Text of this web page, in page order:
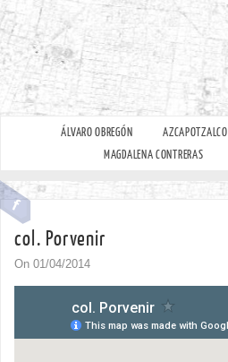
ÁLVARO OBREGÓN AZCAPOTZALCO
MAGDALENA CONTRERAS
col. Porvenir
On 01/04/2014